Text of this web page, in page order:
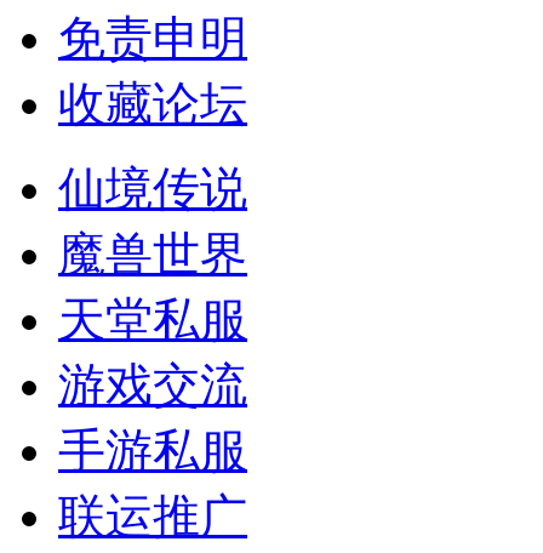
免责申明
收藏论坛
仙境传说
魔兽世界
天堂私服
游戏交流
手游私服
联运推广